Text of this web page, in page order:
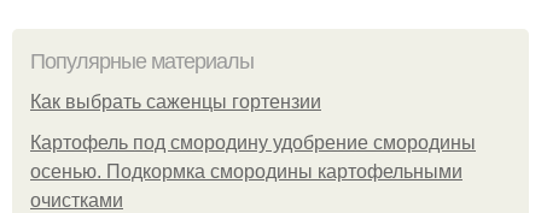
Популярные материалы
Как выбрать саженцы гортензии
Картофель под смородину удобрение смородины
осенью. Подкормка смородины картофельными
очистками